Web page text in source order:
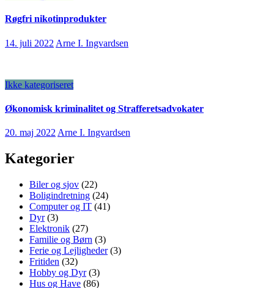
Røgfri nikotinprodukter
14. juli 2022 Arne I. Ingvardsen
Ikke kategoriseret
Økonomisk kriminalitet og Strafferetsadvokater
20. maj 2022 Arne I. Ingvardsen
Kategorier
Biler og sjov (22)
Boligindretning (24)
Computer og IT (41)
Dyr(3)
Elektronik (27)
Familie og Børn (3)
Ferie og Lejligheder(3)
Fritiden (32)
Hobby og Dyr(3)
Hus og Have (86)